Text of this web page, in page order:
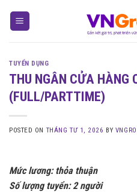
TUYỂN DỤNG
THU NGÂN CỬA HÀNG
(FULL/PARTTIME)
POSTED ON THÁNG TƯ 1, 2026 BY
Mức lương: thỏa thuận
Số lượng tuyển: 2 người